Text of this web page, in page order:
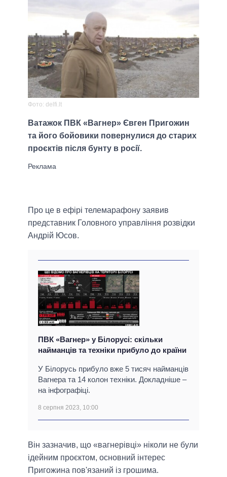
Фото: delfi.lt
Ватажок ПВК «Вагнер» Євген Пригожин
та його бойовики повернулися до старих
проєктів після бунту в росії.
Про це в ефірі телемарафону заявив
представник Головного управління розвідки
Андрій Юсов.
ПВК «Вагнер» у Білорусі: скільки
найманців та техніки прибуло до країни
У Білорусь прибуло вже 5 тисяч найманців
Вагнера та 14 колон техніки. Докладніше –
на інфографіці.
8 серпня 2023, 10:00
Він зазначив, що «вагнерівці» ніколи не були
ідейним проєктом, основний інтерес
Пригожина пов'язаний із грошима.